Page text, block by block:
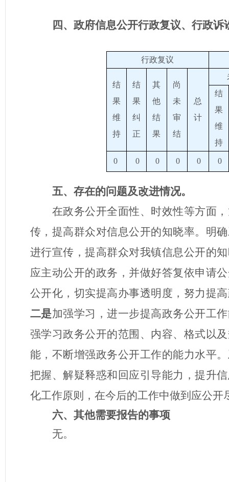
四、政府信息公开行政复议、行政诉
行政复议
结
果
维
持
结
果
纠
正
其
他
结
果
尚
未
审
结
总
计
结
果
维
持
0 0 0 0 0 0
五、存在的问题及改进情况。
在政务公开全面性、时效性等方面，
传，提高群众对信息公开的知晓率。明
进行宣传，提高群众对我镇信息公开的
应主动公开的政务，并做好答复依申请
公开化，切实提高办事透明度，努力提
二是加强学习，进一步提高政务公开工
强学习政务公开的范围、内容、格式以
能，不断增强政务公开工作的能力水平。
把握、解疑释惑和回应引导能力，提升
化工作原则，在今后的工作中做到应公开
六、其他需要报告的事项
无。